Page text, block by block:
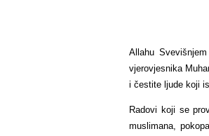
Allahu
vjerovjesnika
i čestite ljude koji
Radovi koji se
muslimana,